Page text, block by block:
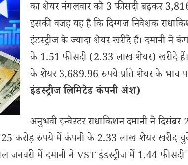
का शेयर मंगलवार को 3 फीसदी बढ़कर
इसकी वजह यह है कि दिग्गज निवेशक
इंडस्ट्रीज के ज्यादा शेयर खरीदे हैं। दमानी ने
के 1.51 फीसदी (2.33 लाख शेयर) खरीदे हैं।
के शेयर 3,689.96 रुपये प्रति शेयर के भाव
इंडस्ट्रीज लिमिटेड कंपनी अंश)
अनुभवी इन्वेस्टर राधाकिशन दमानी ने
करोड़ रुपये में कंपनी के 2.33 लाख शेयर खरीद
में दमानी ने VST इंडस्ट्रीज में 1.44 फीसदी